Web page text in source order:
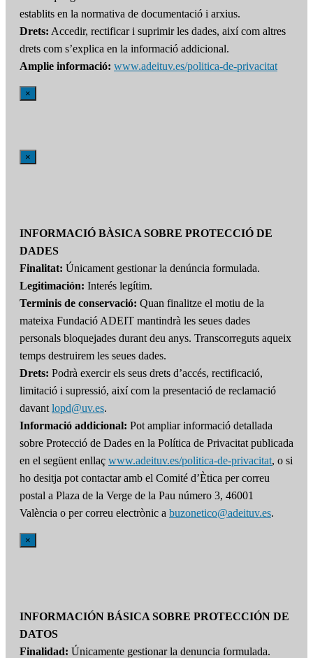
establits en la normativa de documentació i arxius.
Drets: Accedir, rectificar i suprimir les dades, així com altres
drets com s’explica en la informació addicional.
Amplie informació: www.adeituv.es/politica-de-privacitat
×
×
INFORMACIÓ BÀSICA SOBRE PROTECCIÓ DE
DADES
Finalitat: Únicament gestionar la denúncia formulada.
Legitimación: Interés legítim.
Terminis de conservació: Quan finalitze el motiu de la
mateixa Fundació ADEIT mantindrà les seues dades
personals bloquejades durant deu anys. Transcorreguts aqueix
temps destruirem les seues dades.
Drets: Podrà exercir els seus drets d’accés, rectificació,
limitació i supressió, així com la presentació de reclamació
davant lopd@uv.es.
Informació addicional: Pot ampliar informació detallada
sobre Protecció de Dades en la Política de Privacitat publicada
en el següent enllaç www.adeituv.es/politica-de-privacitat, o si
ho desitja pot contactar amb el Comité d’Ètica per correu
postal a Plaza de la Verge de la Pau número 3, 46001
València o per correu electrònic a buzonetico@adeituv.es.
×
INFORMACIÓN BÁSICA SOBRE PROTECCIÓN DE
DATOS
Finalidad: Únicamente gestionar la denuncia formulada.